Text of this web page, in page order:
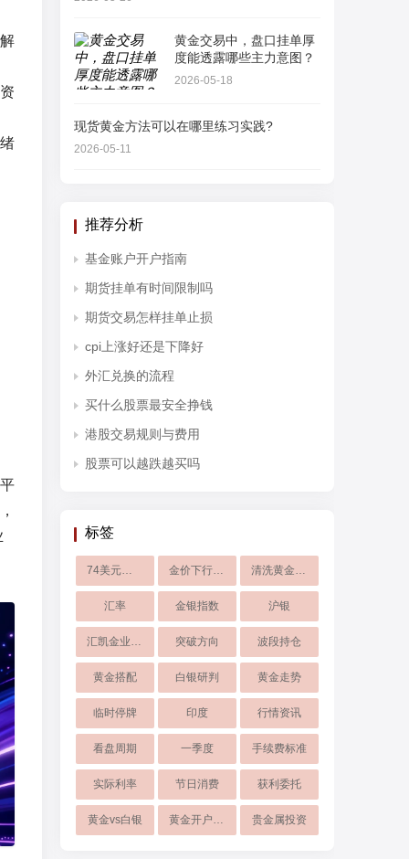
黄金交易中，盘口挂单厚
度能透露哪些主力意图？
2026-05-18
现货黄金方法可以在哪里练习实践?
2026-05-11
推荐分析
基金账户开户指南
期货挂单有时间限制吗
期货交易怎样挂单止损
cpi上涨好还是下降好
外汇兑换的流程
买什么股票最安全挣钱
港股交易规则与费用
股票可以越跌越买吗
标签
74美元支撑 金价下行风险 清洗黄金首饰
汇率 金银指数 沪银
汇凯金业入金流程 突破方向 波段持仓
黄金搭配 白银研判 黄金走势
临时停牌 印度 行情资讯
看盘周期 一季度 手续费标准
实际利率 节日消费 获利委托
黄金vs白银 黄金开户交易 贵金属投资